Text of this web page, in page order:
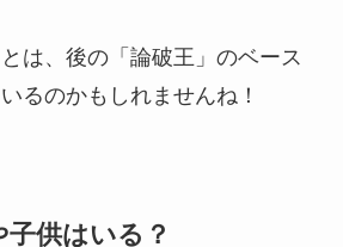
は、後の「論破王」のベース
るのかもしれませんね！
供はいる？